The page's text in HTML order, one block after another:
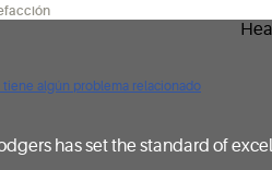
algún problema relacionado
has set the standard of